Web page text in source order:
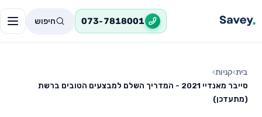
073-7818001 חיפוש
בית›קניות›
סייבר מאנדיי 2021 - המדריך השלם למבצעים הטובים ברשת
(מתעדכן)